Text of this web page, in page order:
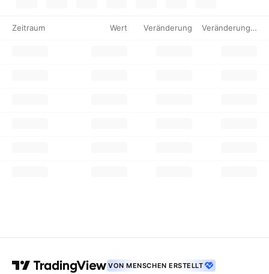
Zeitraum Wert Veränderung Veränderung %
VON MENSCHEN ERSTELLT